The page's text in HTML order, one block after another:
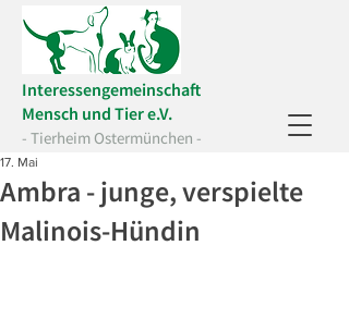
Interessengemeinschaft
Mensch und Tier e.V.
- Tierheim Ostermünchen -
Ambra - junge, verspielte
Malinois-Hündin
17. Mai